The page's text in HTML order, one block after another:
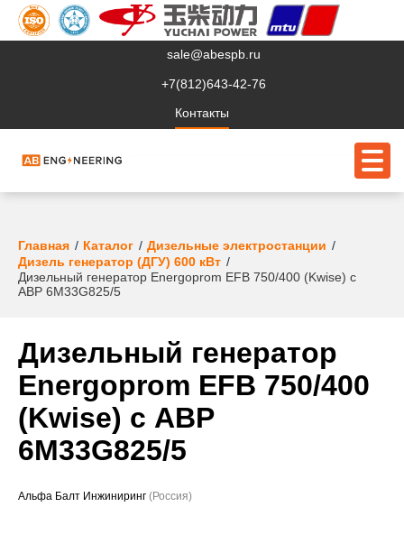
sale@abespb.ru
+7(812)643-42-76
Контакты
О компании
Клиентам
Сервис
Судовое ЭО
Проекты
Главная Каталог
Дизельные электростанции
Дизель генератор (ДГУ) 600 кВт
Дизельный генератор Energoprom EFB 750/400 (Kwise) с
АВР 6M33G825/5
Дизельный генератор
Energoprom EFB 750/400
(Kwise) с АВР
6M33G825/5
Альфа Балт Инжиниринг (Россия)